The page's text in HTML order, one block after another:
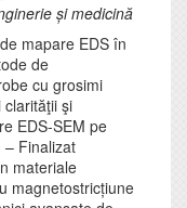
și medicină
mapare EDS în
de
cu grosimi
şi
EDS-SEM pe
– Finalizat
materiale
magnetostricțiune